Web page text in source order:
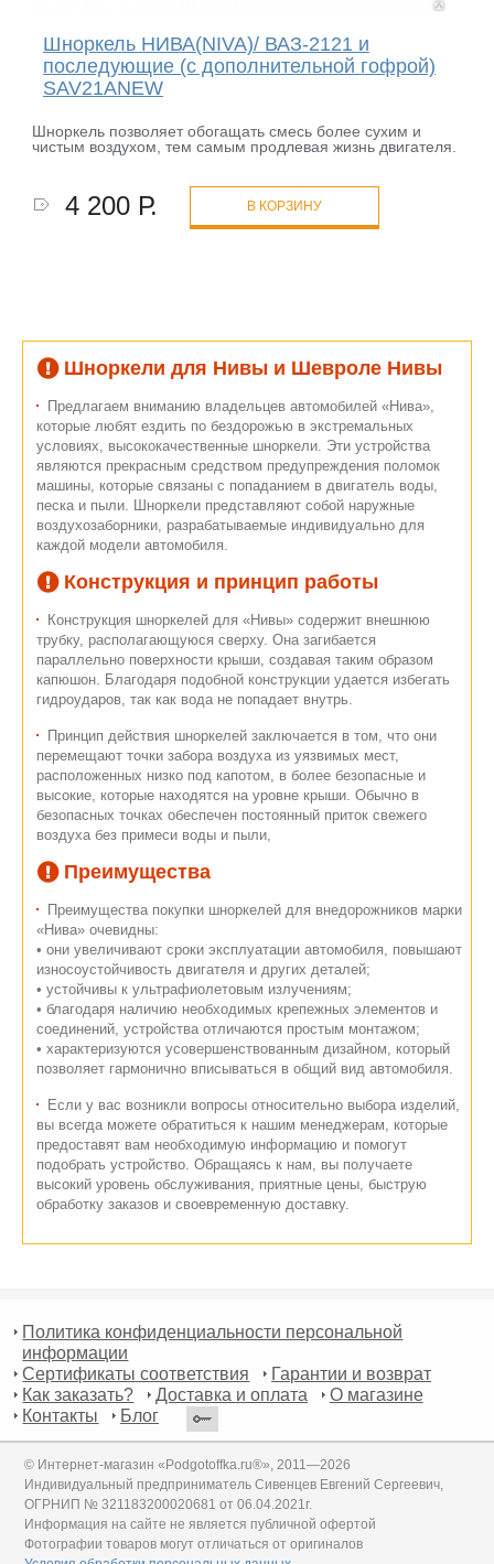
Шноркель НИВА(NIVA)/ ВАЗ-2121 и
последующие (с дополнительной гофрой)
SAV21ANEW
Шноркель позволяет обогащать смесь более сухим и
чистым воздухом, тем самым продлевая жизнь двигателя.
4 200 Р. В КОРЗИНУ
Шноркели для Нивы и Шевроле Нивы
Предлагаем вниманию владельцев автомобилей «Нива»,
которые любят ездить по бездорожью в экстремальных
условиях, высококачественные шноркели. Эти устройства
являются прекрасным средством предупреждения поломок
машины, которые связаны с попаданием в двигатель воды,
песка и пыли. Шноркели представляют собой наружные
воздухозаборники, разрабатываемые индивидуально для
каждой модели автомобиля.
Конструкция и принцип работы
Конструкция шноркелей для «Нивы» содержит внешнюю
трубку, располагающуюся сверху. Она загибается
параллельно поверхности крыши, создавая таким образом
капюшон. Благодаря подобной конструкции удается избегать
гидроударов, так как вода не попадает внутрь.
Принцип действия шноркелей заключается в том, что они
перемещают точки забора воздуха из уязвимых мест,
расположенных низко под капотом, в более безопасные и
высокие, которые находятся на уровне крыши. Обычно в
безопасных точках обеспечен постоянный приток свежего
воздуха без примеси воды и пыли,
Преимущества
Преимущества покупки шноркелей для внедорожников марки
«Нива» очевидны:
• они увеличивают сроки эксплуатации автомобиля, повышают
износоустойчивость двигателя и других деталей;
• устойчивы к ультрафиолетовым излучениям;
• благодаря наличию необходимых крепежных элементов и
соединений, устройства отличаются простым монтажом;
• характеризуются усовершенствованным дизайном, который
позволяет гармонично вписываться в общий вид автомобиля.
Если у вас возникли вопросы относительно выбора изделий,
вы всегда можете обратиться к нашим менеджерам, которые
предоставят вам необходимую информацию и помогут
подобрать устройство. Обращаясь к нам, вы получаете
высокий уровень обслуживания, приятные цены, быструю
обработку заказов и своевременную доставку.
Политика конфиденциальности персональной
информации
Сертификаты соответствия
Гарантии и возврат
Как заказать?
Доставка и оплата
О магазине
Контакты
Блог
© Интернет-магазин «Podgotoffka.ru®», 2011—2026
Индивидуальный предприниматель Сивенцев Евгений Сергеевич,
ОГРНИП № 321183200020681 от 06.04.2021г.
Информация на сайте не является публичной офертой
Фотографии товаров могут отличаться от оригиналов